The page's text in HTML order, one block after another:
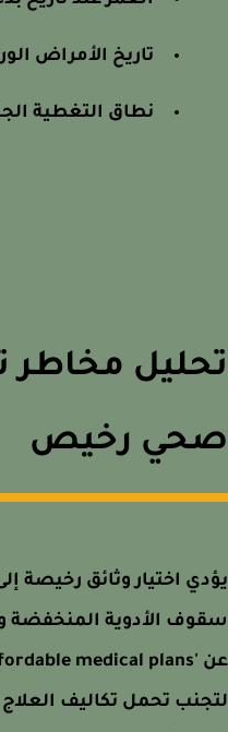
تاريخ الأمراض
نطاق التغطية
مخاطر
رخيص
اختيار وثائق رخيصة
الأدوية المنخفضة
تحمل تكاليف العلاج